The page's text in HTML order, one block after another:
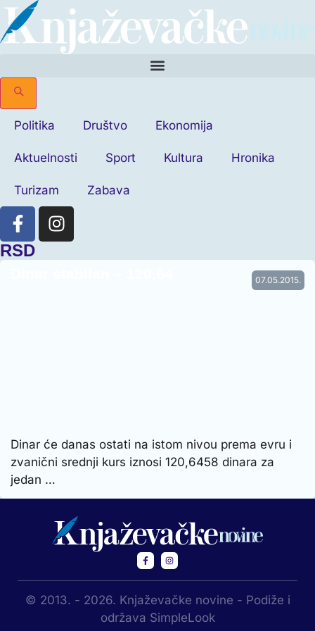
Politika Društvo Ekonomija
Aktuelnosti Sport Kultura Hronika
Turizam Zabava
RSD
07.05.2015.
Dinar će danas ostati na istom nivou prema evru i
zvanični srednji kurs iznosi 120,6458 dinara za
jedan …
© 2013. - 2026. Knjaževačke novine - Podiže i
održava SimpleLook